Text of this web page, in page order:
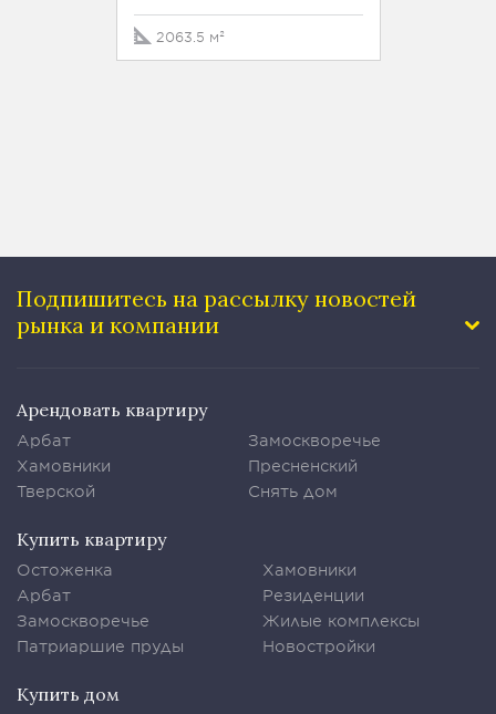
2063.5 м²
Подпишитесь на рассылку новостей
рынка и компании
Арендовать квартиру
Арбат
Хамовники
Тверской
Замоскворечье
Пресненский
Снять дом
Купить квартиру
Остоженка
Арбат
Замоскворечье
Патриаршие пруды
Хамовники
Резиденции
Жилые комплексы
Новостройки
Купить дом